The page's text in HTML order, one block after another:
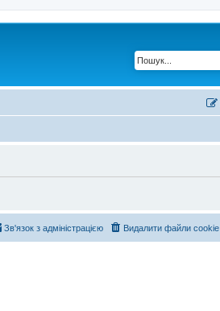
Видалити файли cookie
Зв'язок з адміністрацією